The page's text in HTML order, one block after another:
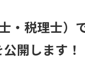
・税理士）
開します！